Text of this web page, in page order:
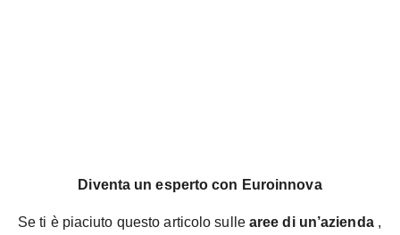
Diventa un esperto con Euroinnova
Se ti è piaciuto questo articolo sulle aree di un’azienda,